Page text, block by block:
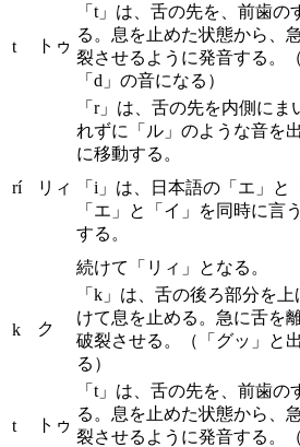
t トゥ
「t」は、舌の先を、前歯
る。息を止めた状態から、
裂させるように発音する。
「d」の音になる）
rí リィ
「r」は、舌の先を内側に
れずに「ル」のような音を
に移動する。
「i」は、日本語の「エ」と
「エ」と「イ」を同時に言
する。
続けて「リィ」となる。
k ク
「k」は、舌の後ろ部分を
けて息を止める。急に舌を
破裂させる。（「グッ」と
る）
t トゥ
「t」は、舌の先を、前歯
る。息を止めた状態から、
裂させるように発音する。